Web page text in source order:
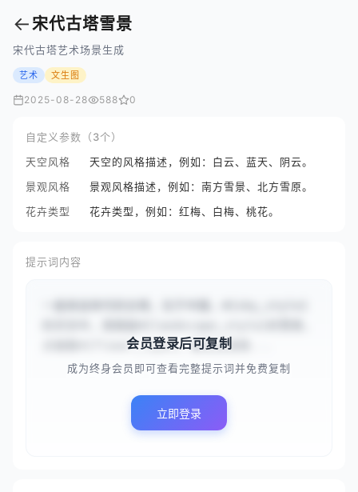
←宋代古塔雪景
宋代古塔艺术场景生成
艺术 文生图
2025-08-28 588 0
自定义参数（3个）
天空风格
天空的风格描述，例如：白云、蓝天、阴云。
景观风格
景观风格描述，例如：南方雪景、北方雪原。
花卉类型
花卉类型，例如：红梅、白梅、桃花。
提示词内容
点缀着#{flower_type}，展现出极致...
会员登录后可复制
成为终身会员即可查看完整提示词并免费复制
立即登录